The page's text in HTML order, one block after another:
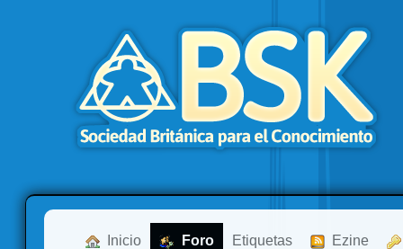
Inicio Foro Etiquetas Ezine